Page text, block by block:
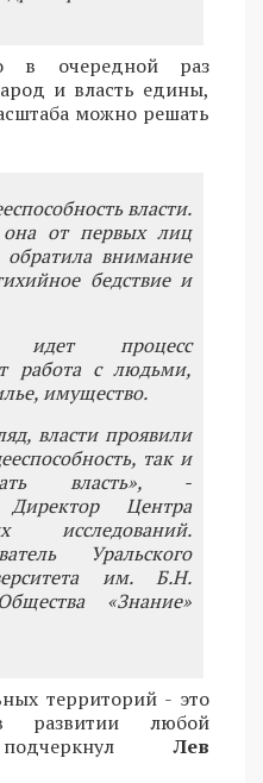
в очередной раз
и власть едины,
можно решать
власти.
от первых лиц
внимание
бедствие и
процесс
работа с людьми,
имущество.
власти проявили
так и
власть», -
Директор Центра
исследований.
Уральского
им. Б.Н.
«Знание»
территорий - это
развитии любой
подчеркнулЛев